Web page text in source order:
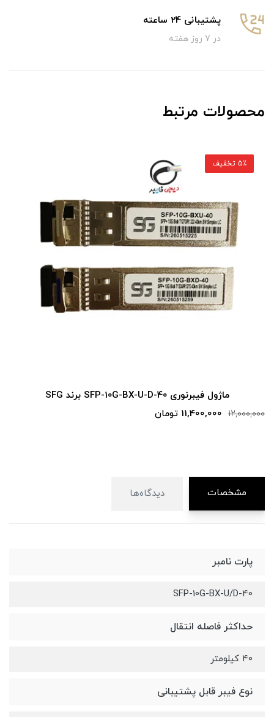
پشتیبانی 24 ساعته
در 7 روز هفته
محصولات مرتبط
ماژول فیبرنوری SFP-10G-BX-U-D-40 برند SFG
12,000,000 11,400,000 تومان
5٪ تخفیف
مشخصات دیدگاه‌ها
پارت نامبر
SFP-10G-BX-U/D-40
حداکثر فاصله انتقال
۴۰ کیلومتر
نوع فیبر قابل پشتیبانی